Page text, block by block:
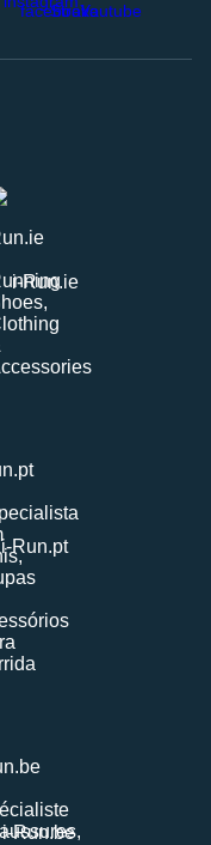
i-Run.ie
i-Run.pt
i-Run.be